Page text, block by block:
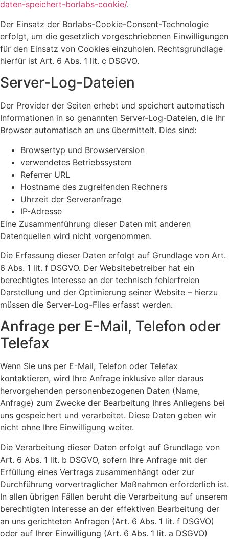
daten-speichert-borlabs-cookie/.
Der Einsatz der Borlabs-Cookie-Consent-Technologie
erfolgt, um die gesetzlich vorgeschriebenen Einwilligungen
für den Einsatz von Cookies einzuholen. Rechtsgrundlage
hierfür ist Art. 6 Abs. 1 lit. c DSGVO.
Server-Log-Dateien
Der Provider der Seiten erhebt und speichert automatisch
Informationen in so genannten Server-Log-Dateien, die Ihr
Browser automatisch an uns übermittelt. Dies sind:
Browsertyp und Browserversion
verwendetes Betriebssystem
Referrer URL
Hostname des zugreifenden Rechners
Uhrzeit der Serveranfrage
IP-Adresse
Eine Zusammenführung dieser Daten mit anderen
Datenquellen wird nicht vorgenommen.
Die Erfassung dieser Daten erfolgt auf Grundlage von Art.
6 Abs. 1 lit. f DSGVO. Der Websitebetreiber hat ein
berechtigtes Interesse an der technisch fehlerfreien
Darstellung und der Optimierung seiner Website – hierzu
müssen die Server-Log-Files erfasst werden.
Anfrage per E-Mail, Telefon oder
Telefax
Wenn Sie uns per E-Mail, Telefon oder Telefax
kontaktieren, wird Ihre Anfrage inklusive aller daraus
hervorgehenden personenbezogenen Daten (Name,
Anfrage) zum Zwecke der Bearbeitung Ihres Anliegens bei
uns gespeichert und verarbeitet. Diese Daten geben wir
nicht ohne Ihre Einwilligung weiter.
Die Verarbeitung dieser Daten erfolgt auf Grundlage von
Art. 6 Abs. 1 lit. b DSGVO, sofern Ihre Anfrage mit der
Erfüllung eines Vertrags zusammenhängt oder zur
Durchführung vorvertraglicher Maßnahmen erforderlich ist.
In allen übrigen Fällen beruht die Verarbeitung auf unserem
berechtigten Interesse an der effektiven Bearbeitung der
an uns gerichteten Anfragen (Art. 6 Abs. 1 lit. f DSGVO)
oder auf Ihrer Einwilligung (Art. 6 Abs. 1 lit. a DSGVO)